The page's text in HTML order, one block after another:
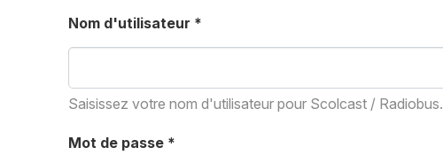
Nom d'utilisateur *
Saisissez votre nom d'utilisateur pour Scolcast / Radiobus.
Mot de passe *